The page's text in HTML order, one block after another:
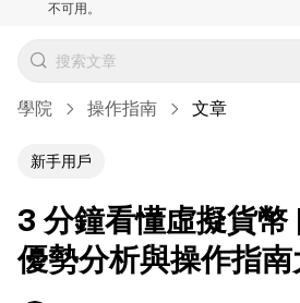
不可用。
學院 操作指南 文章
新手用戶
3 分鐘看懂虛擬貨幣
優勢分析與操作指南